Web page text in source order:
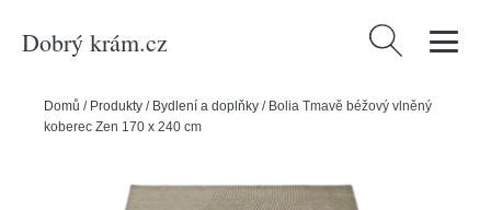
Dobrý krám.cz Vyhledávání
Domů / Produkty / Bydlení a doplňky / Bolia Tmavě béžový vlněný
koberec Zen 170 x 240 cm